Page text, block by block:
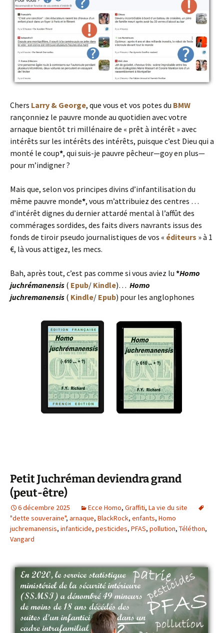
Chers Larry & George, que vous et vos potes du BMW
rançonniez le pauvre monde au quotidien avec votre
arnaque bientôt tri millénaire de « prêt à intérêt » avec
intérêts sur les intérêts des intérêts, puisque c’est Dieu qui a
monté le coup*, qui suis-je pauvre pêcheur—goy en plus—
pour m’indigner ?
Mais que, selon vos principes divins d’infantilisation du
même pauvre monde*, vous m’attribuiez des centres …
d’intérêt dignes du dernier attardé mental à l’affût des
commérages sordides, des faits divers navrants issus des
fonds de tiroir pseudo journalistiques de vos « éditeurs » à 1
€, là vous attigez, les mecs.
Bah, après tout, c’est pas comme si vous aviez lu *Homo
juchrémanensis ( Epub/ Kindle)… Homo
juchremanensis ( Kindle/ Epub) pour les anglophones
Petit Juchréman deviendra grand
(peut-être)
6 décembre 2025 Ecce Homo, Graffiti, La vie du site
"dette souveraine", arnaque, BlackRock, enfants, Homo
juchremanensis, infanticide, pesticides, PFAS, pollution, Téléthon,
Vangard